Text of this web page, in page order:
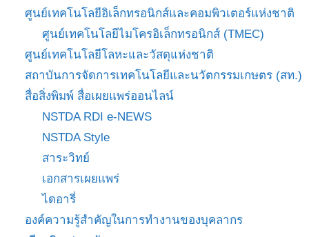
ศูนย์เทคโนโลยีอิเล็กทรอนิกส์และคอมพิวเตอร์แห่งชาติ
ศูนย์เทคโนโลยีไมโครอิเล็กทรอนิกส์ (TMEC)
ศูนย์เทคโนโลยีโลหะและวัสดุแห่งชาติ
สถาบันการจัดการเทคโนโลยีและนวัตกรรมเกษตร (สท.)
สื่อสิ่งพิมพ์ สื่อเผยแพร่ออนไลน์
NSTDA RDI e-NEWS
NSTDA Style
สาระวิทย์
เอกสารเผยแพร่
ไดอารี่
องค์ความรู้สำคัญในการทำงานของบุคลากร